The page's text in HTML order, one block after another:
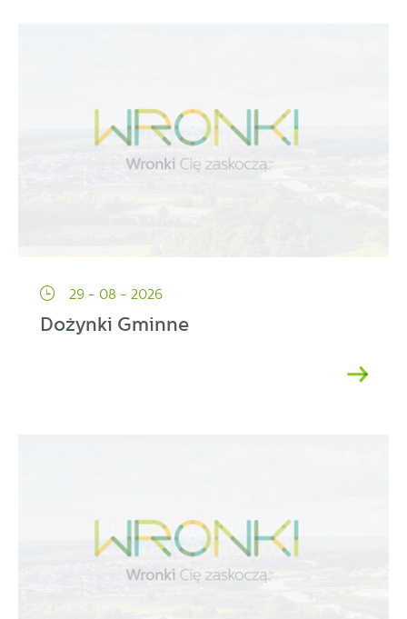
29 - 08 - 2026
Dożynki Gminne